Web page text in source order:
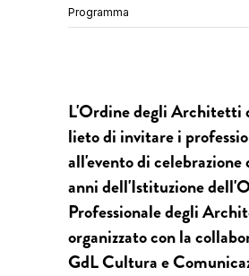
Programma
L'Ordine degli Architetti
lieto di invitare i
all'evento di
anni dell'Istituzione
Professionale degli
organizzato con la
GdL Cultura e